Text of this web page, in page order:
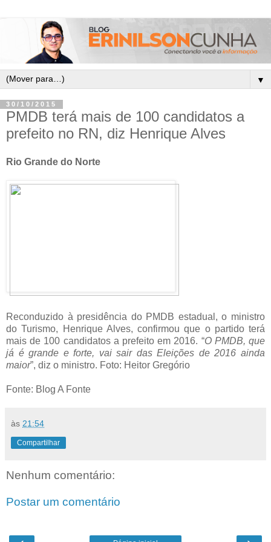
▼
30/10/2015
PMDB terá mais de 100 candidatos a
prefeito no RN, diz Henrique Alves
Rio Grande do Norte
Reconduzido à presidência do PMDB estadual, o ministro
do Turismo, Henrique Alves, confirmou que o partido terá
mais de 100 candidatos a prefeito em 2016. “O PMDB, que
já é grande e forte, vai sair das Eleições de 2016 ainda
maior”, diz o ministro. Foto: Heitor Gregório
Fonte: Blog A Fonte
às 21:54
Compartilhar
Nenhum comentário:
Postar um comentário